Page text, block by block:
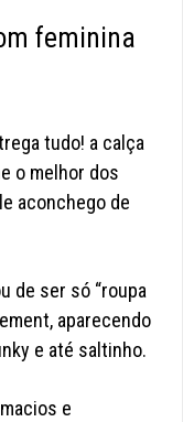
feminina
tudo! a calça
o melhor dos
aconchego de
de ser só “roupa
aparecendo
e até saltinho.
e